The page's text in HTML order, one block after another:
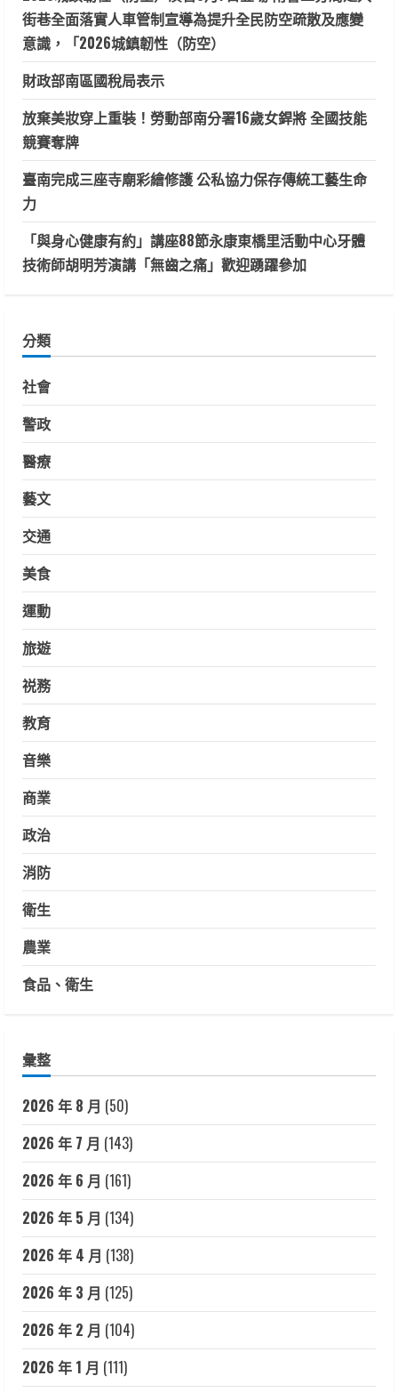
街巷全面落實人車管制宣導為提升全民防空疏散及應變
意識，「2026城鎮韌性（防空）
財政部南區國稅局表示
放棄美妝穿上重裝！勞動部南分署16歲女銲將 全國技能
競賽奪牌
臺南完成三座寺廟彩繪修護 公私協力保存傳統工藝生命
力
「與身心健康有約」講座88節永康東橋里活動中心牙體
技術師胡明芳演講「無齒之痛」歡迎踴躍參加
分類
社會
警政
醫療
藝文
交通
美食
運動
旅遊
祱務
教育
音樂
商業
政治
消防
衛生
農業
食品、衛生
彙整
2026 年 8 月 (50)
2026 年 7 月 (143)
2026 年 6 月 (161)
2026 年 5 月 (134)
2026 年 4 月 (138)
2026 年 3 月 (125)
2026 年 2 月 (104)
2026 年 1 月 (111)